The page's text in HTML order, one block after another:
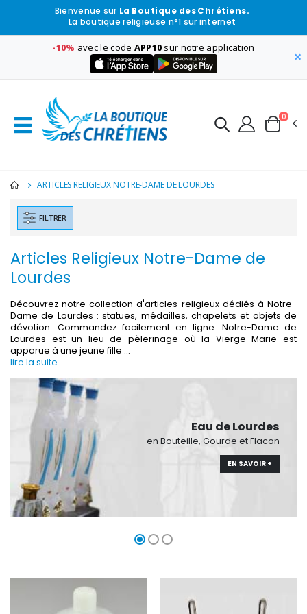
Bienvenue sur La Boutique des Chrétiens.
La boutique religieuse n°1 sur internet
-10% avec le code APP10 sur notre application
×
0
ARTICLES RELIGIEUX NOTRE-DAME DE LOURDES
FILTRER
Articles Religieux Notre-Dame de
Lourdes
Découvrez notre collection d'articles religieux dédiés à Notre-
Dame de Lourdes : statues, médailles, chapelets et objets de
dévotion. Commandez facilement en ligne. Notre-Dame de
Lourdes est un lieu de pèlerinage où la Vierge Marie est
apparue à une jeune fille ...
lire la suite
Eau de Lourdes
en Bouteille, Gourde et Flacon
EN SAVOIR +
-10%
€15.00
Coffret Encens Benjoin + Charbon + Brûle-encens
€7.00
-20%
€9.60